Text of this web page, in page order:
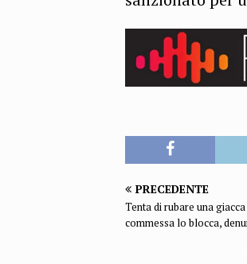
PRECEDENTE
Tenta di rubare una
commessa lo blocca,